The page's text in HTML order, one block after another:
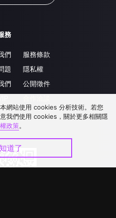
務
們
題
們
服務條款
隱私權
公開徵件
網站使用 cookies 分析技術。若您
我們使用 cookies，關於更多相關隱
政策。
道了